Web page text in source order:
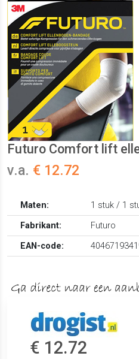
Futuro Comfort lift
v.a. € 12.72
Maten:
1 stuk / 1
Fabrikant:
Futuro
EAN-code:
€ 12.72